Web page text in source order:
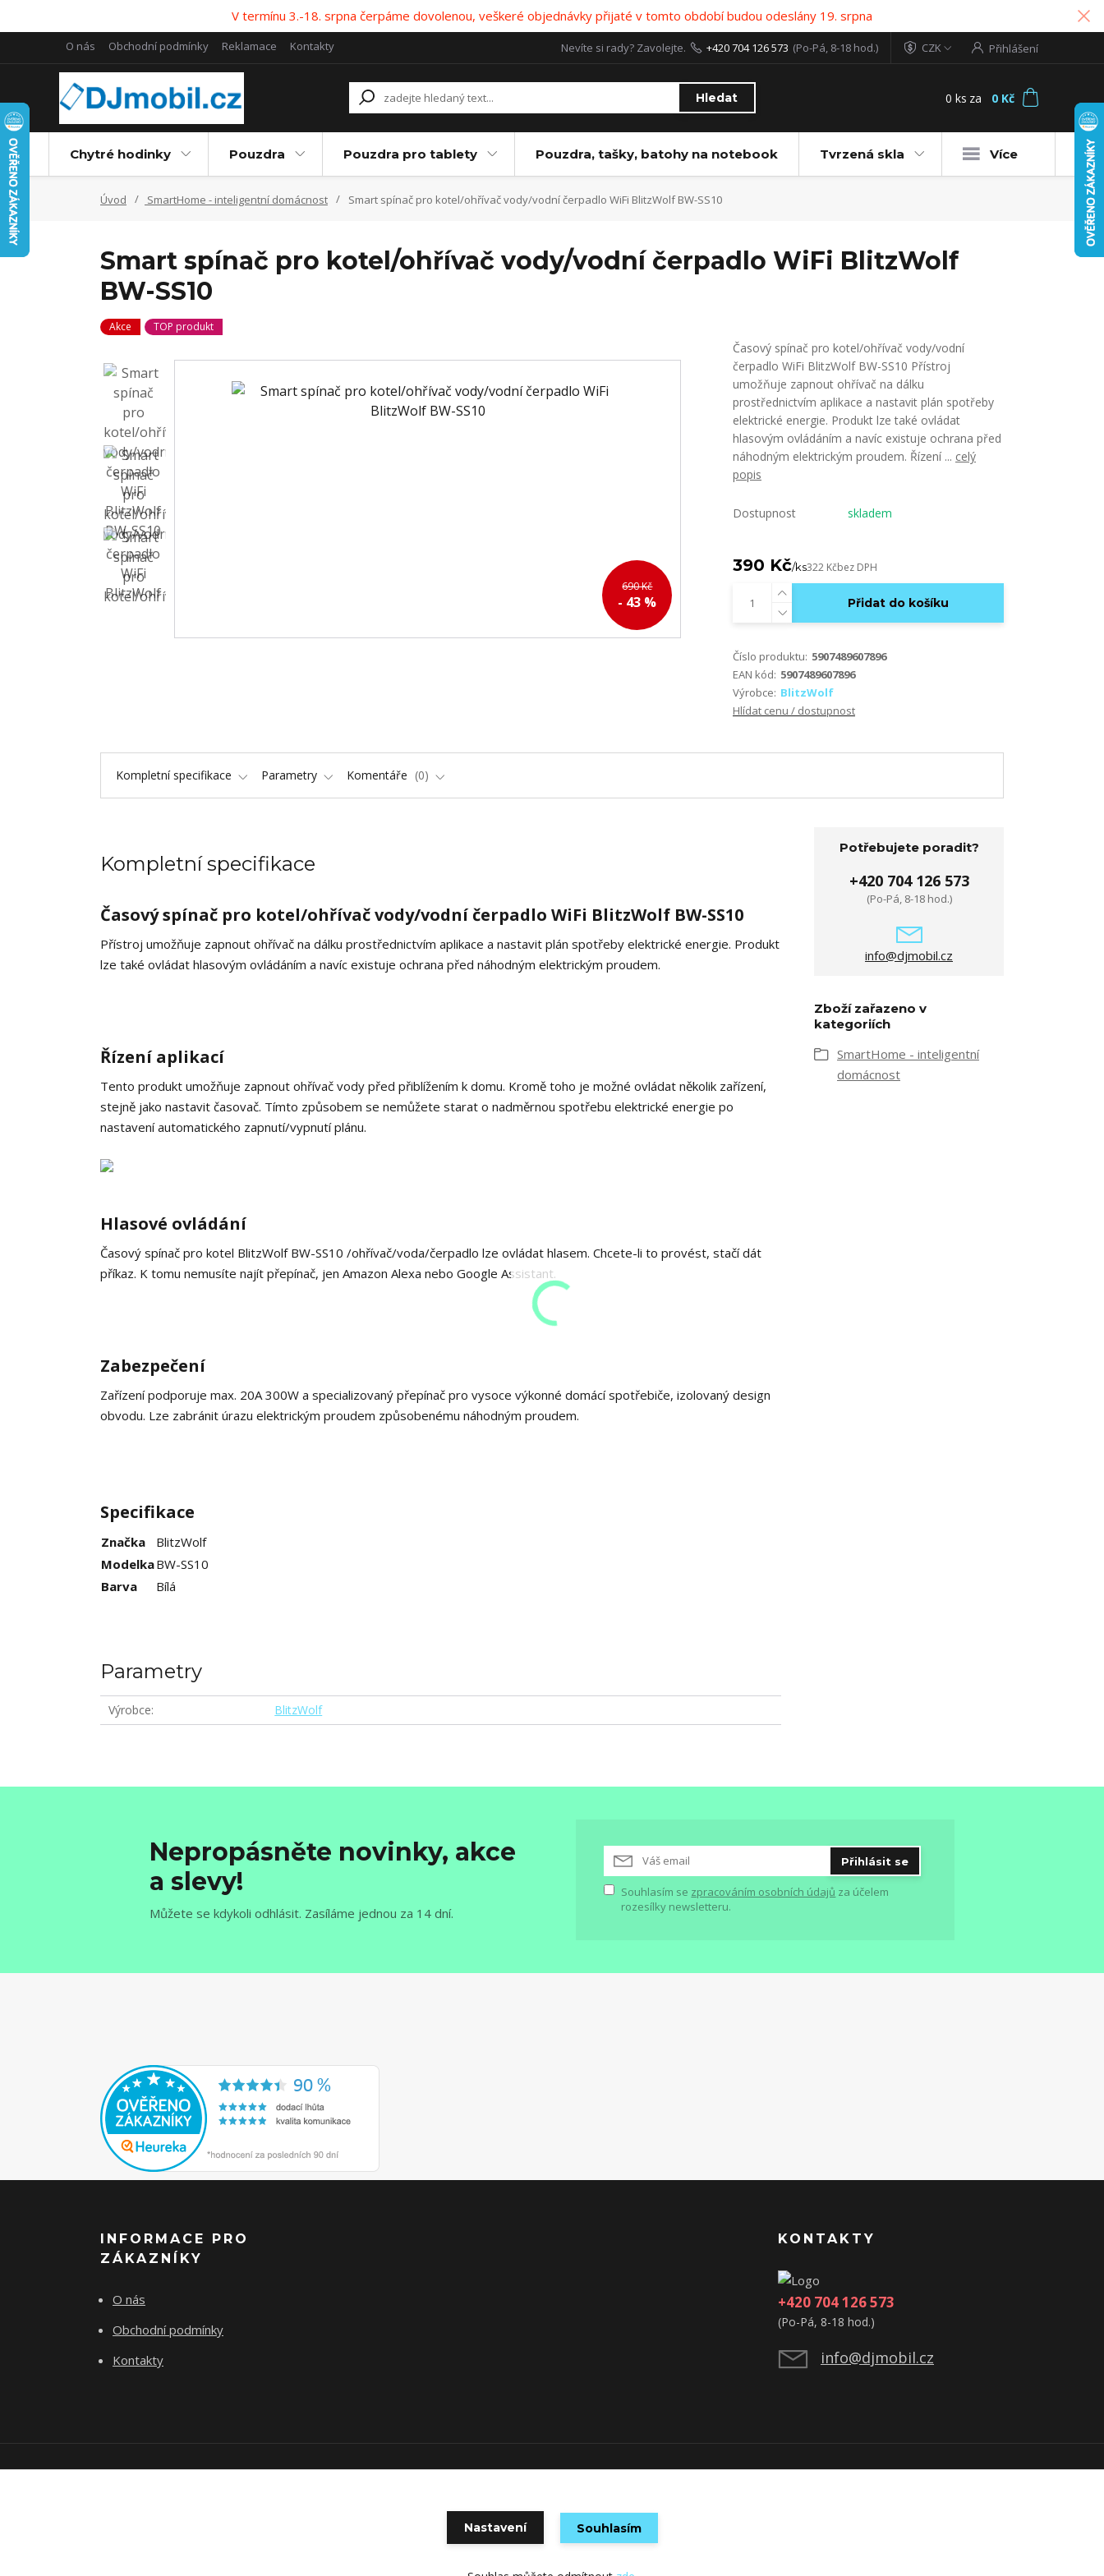
V termínu 3.-18. srpna čerpáme dovolenou, veškeré objednávky přijaté v tomto období budou odeslány 19. srpna
O nás Obchodní podmínky Reklamace Kontakty CZK Přihlášení
Hledat
Nevíte si rady? Zavolejte. +420 704 126 573 (Po-Pá, 8-18 hod.)
0 ks za 0 Kč
Chytré hodinky Pouzdra Pouzdra pro tablety Pouzdra, tašky, batohy na notebook Tvrzená skla Více
Úvod SmartHome - inteligentní domácnost Smart spínač pro kotel/ohřívač vody/vodní čerpadlo WiFi BlitzWolf BW-SS10
Smart spínač pro kotel/ohřívač vody/vodní čerpadlo WiFi BlitzWolf
BW-SS10
Akce TOP produkt
690 Kč
- 43 %
Časový spínač pro kotel/ohřívač vody/vodní
čerpadlo WiFi BlitzWolf BW-SS10 Přístroj
umožňuje zapnout ohřívač na dálku
prostřednictvím aplikace a nastavit plán spotřeby
elektrické energie. Produkt lze také ovládat
hlasovým ovládáním a navíc existuje ochrana před
náhodným elektrickým proudem. Řízení ... celý
popis
Dostupnost skladem
390 Kč/ks322 Kčbez DPH
Přidat do košíku
Číslo produktu: 5907489607896
EAN kód: 5907489607896
Výrobce: BlitzWolf
Hlídat cenu / dostupnost
Kompletní specifikace Parametry Komentáře 0
Kompletní specifikace
Časový spínač pro kotel/ohřívač vody/vodní čerpadlo WiFi BlitzWolf BW-SS10
Přístroj umožňuje zapnout ohřívač na dálku prostřednictvím aplikace a nastavit plán spotřeby elektrické energie. Produkt
lze také ovládat hlasovým ovládáním a navíc existuje ochrana před náhodným elektrickým proudem.
Řízení aplikací
Tento produkt umožňuje zapnout ohřívač vody před přiblížením k domu. Kromě toho je možné ovládat několik zařízení,
stejně jako nastavit časovač. Tímto způsobem se nemůžete starat o nadměrnou spotřebu elektrické energie po
nastavení automatického zapnutí/vypnutí plánu.
Hlasové ovládání
Časový spínač pro kotel BlitzWolf BW-SS10 /ohřívač/voda/čerpadlo lze ovládat hlasem. Chcete-li to provést, stačí dát
příkaz. K tomu nemusíte najít přepínač, jen Amazon Alexa nebo Google Assistant.
Zabezpečení
Zařízení podporuje max. 20A 300W a specializovaný přepínač pro vysoce výkonné domácí spotřebiče, izolovaný design
obvodu. Lze zabránit úrazu elektrickým proudem způsobenému náhodným proudem.
Specifikace
Značka
BlitzWolf
ModelkaBW-SS10
Barva
Bílá
Parametry
Výrobce BlitzWolf
Potřebujete poradit?
+420 704 126 573
(Po-Pá, 8-18 hod.)
info@djmobil.cz
Zboží zařazeno v
kategoriích
SmartHome - inteligentní
domácnost
Nepropásněte novinky, akce
a slevy!
Můžete se kdykoli odhlásit. Zasíláme jednou za 14 dní.
Přihlásit se
Souhlasím se zpracováním osobních údajů za účelem
rozesílky newsletteru.
INFORMACE PRO
ZÁKAZNÍKY
O nás
Obchodní podmínky
Kontakty
KONTAKTY
+420 704 126 573
(Po-Pá, 8-18 hod.)
info@djmobil.cz
Nastavení Souhlasím